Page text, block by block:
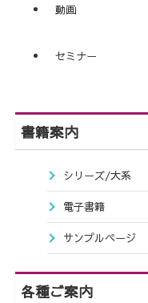
動画
セミナー
書籍案内
シリーズ/大系
電子書籍
サンプルページ
各種ご案内